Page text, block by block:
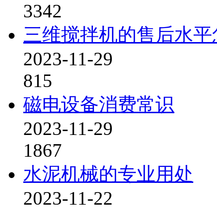
3342
三维搅拌机的售后水
2023-11-29
815
磁电设备消费常识
2023-11-29
1867
水泥机械的专业用处
2023-11-22